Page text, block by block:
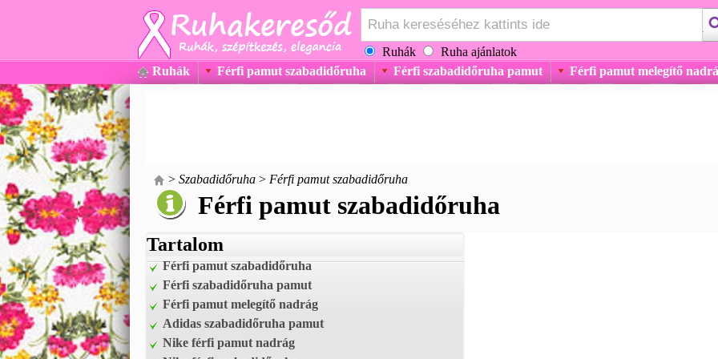
Ruhák
Ruha ajánlatok
Ruhák
Férfi pamut szabadidőruha Férfi szabadidőruha pamut Férfi pamut melegítő
> Szabadidőruha > Férfi pamut szabadidőruha
Férfi pamut szabadidőruha
Tartalom
Férfi pamut szabadidőruha
Férfi szabadidőruha pamut
Férfi pamut melegítő nadrág
Adidas szabadidőruha pamut
Nike férfi pamut nadrág